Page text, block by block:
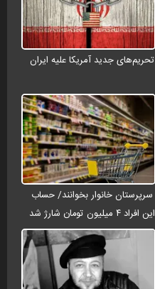
تحریم‌های جدید آمریکا علیه ایران
سرپرستان خانوار بخوانند/ حساب
این افراد ۴ میلیون تومان شارژ شد